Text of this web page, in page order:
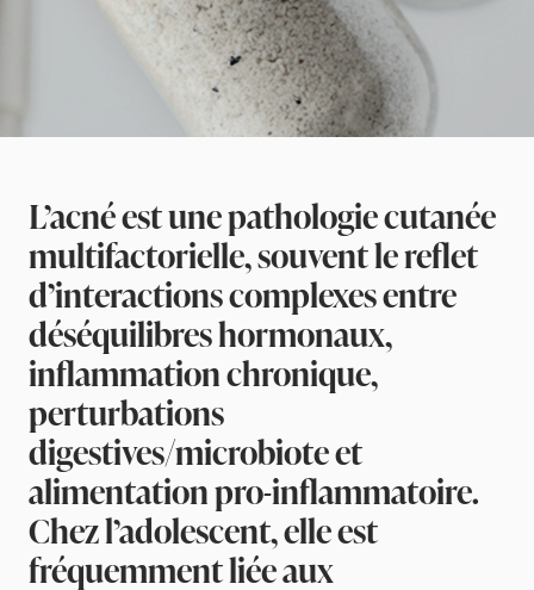
L’acné est une pathologie cutanée
multifactorielle, souvent le reflet
d’interactions complexes entre
déséquilibres hormonaux,
inflammation chronique,
perturbations
digestives/microbiote et
alimentation pro-inflammatoire.
Chez l’adolescent, elle est
fréquemment liée aux